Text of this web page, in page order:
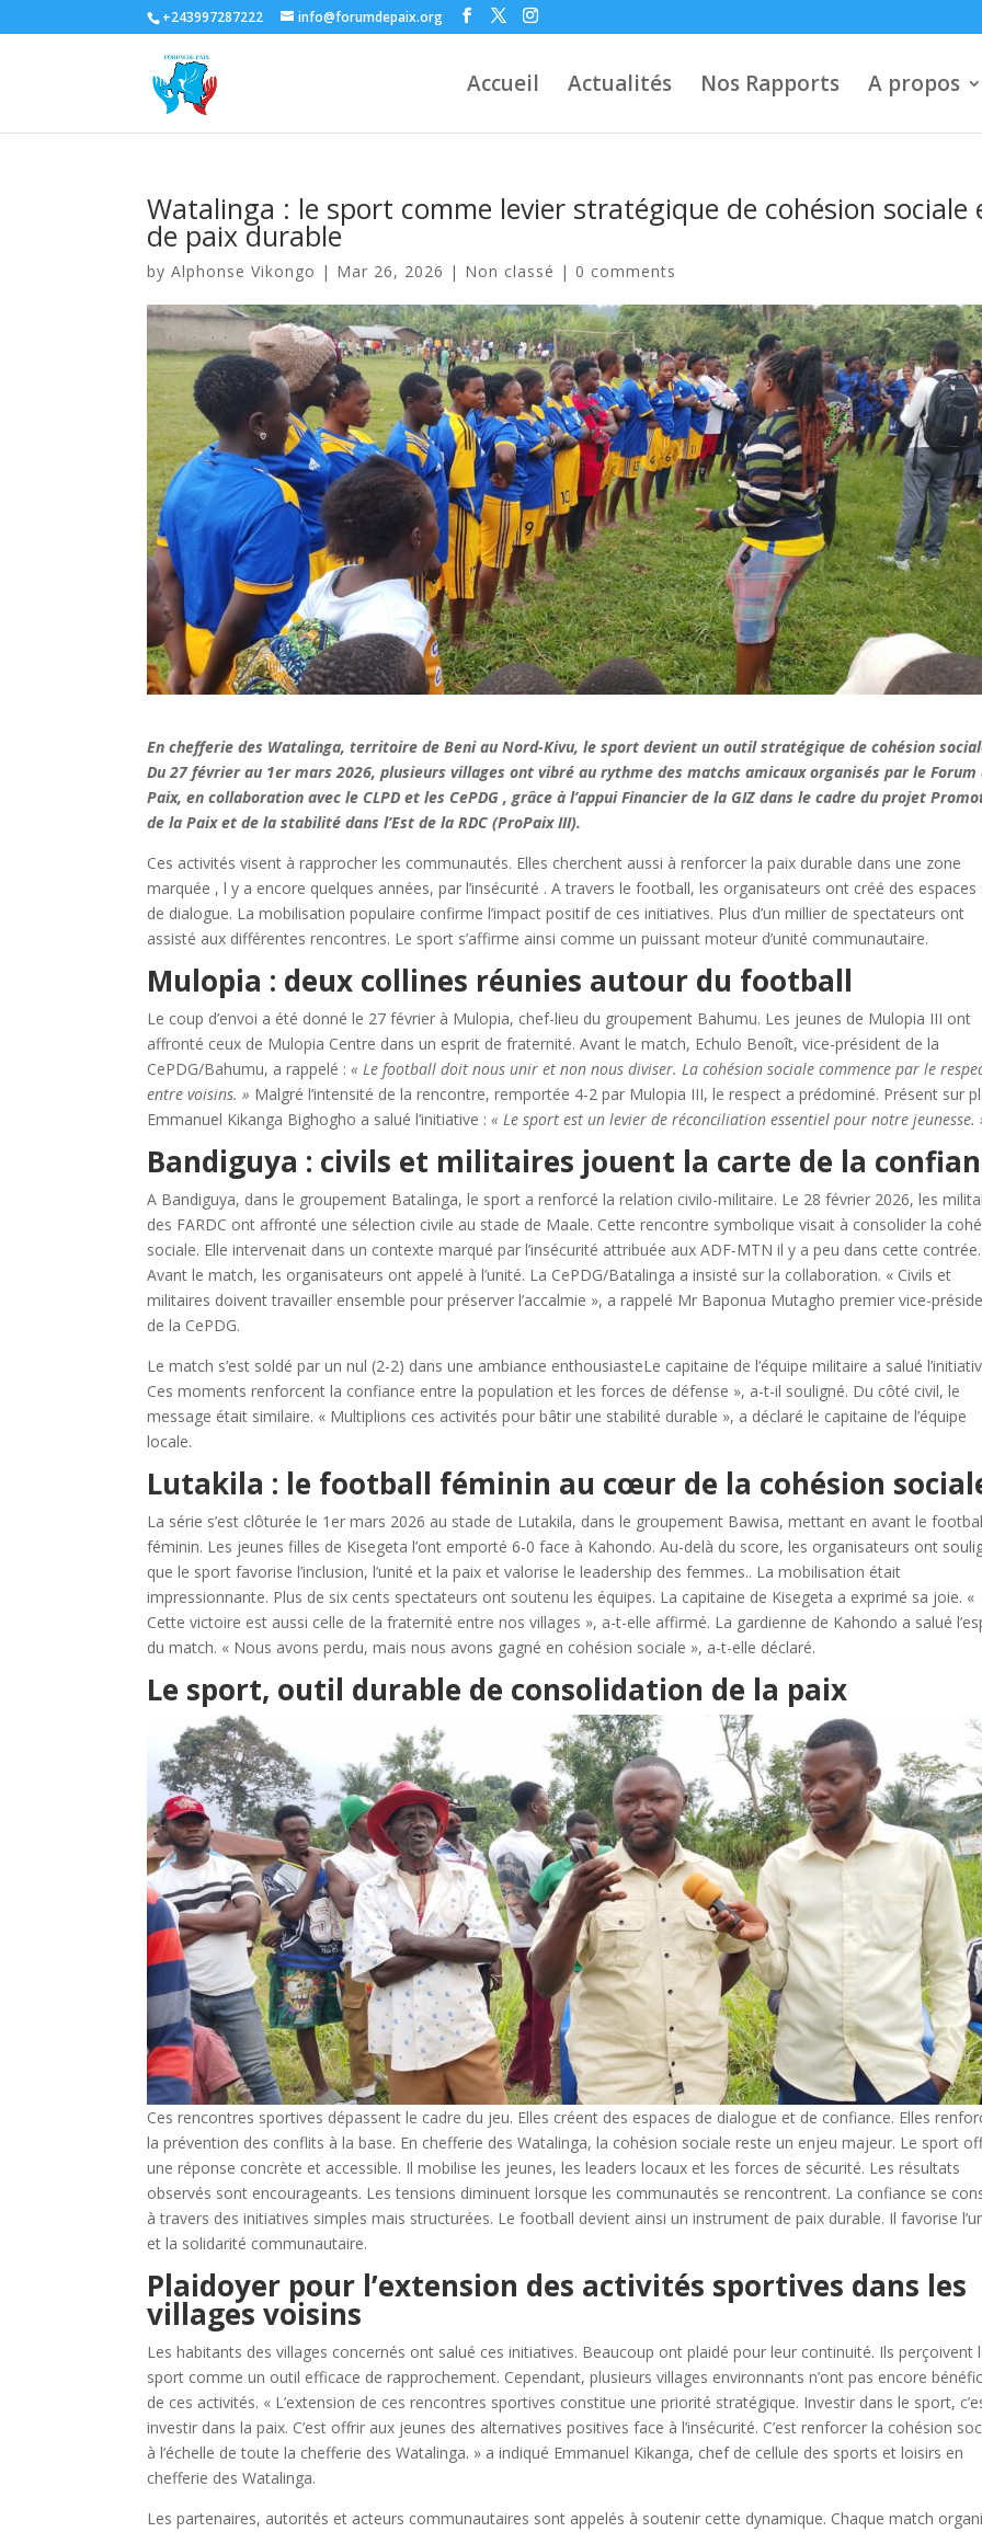
+243997287222 info@forumdepaix.org
Accueil Actualités Nos Rapports A propos
Watalinga : le sport comme levier stratégique de cohésion sociale
de paix durable
byAlphonse Vikongo | Mar 26, 2026 | Non classé | 0 comments
En chefferie des Watalinga, territoire de Beni au Nord-Kivu, le sport devient un outil stratégique de cohésion
Du 27 février au 1er mars 2026, plusieurs villages ont vibré au rythme des matchs amicaux organisés par le Forum
Paix, en collaboration avec le CLPD et les CePDG , grâce à l’appui Financier de la GIZ dans le cadre du projet
de la Paix et de la stabilité dans l’Est de la RDC (ProPaix III).
Ces activités visent à rapprocher les communautés. Elles cherchent aussi à renforcer la paix durable dans une zone
marquée , l y a encore quelques années, par l’insécurité . A travers le football, les organisateurs ont créé des espaces
de dialogue. La mobilisation populaire confirme l’impact positif de ces initiatives. Plus d’un millier de spectateurs ont
assisté aux différentes rencontres. Le sport s’affirme ainsi comme un puissant moteur d’unité communautaire.
Mulopia : deux collines réunies autour du football
Le coup d’envoi a été donné le 27 février à Mulopia, chef-lieu du groupement Bahumu. Les jeunes de Mulopia III ont
affronté ceux de Mulopia Centre dans un esprit de fraternité. Avant le match, Echulo Benoît, vice-président de la
CePDG/Bahumu, a rappelé :« Le football doit nous unir et non nous diviser. La cohésion sociale commence par le
entre voisins. » Malgré l’intensité de la rencontre, remportée 4-2 par Mulopia III, le respect a prédominé. Présent sur
Emmanuel Kikanga Bighogho a salué l’initiative :« Le sport est un levier de réconciliation essentiel pour notre jeunesse.
Bandiguya : civils et militaires jouent la carte de la
A Bandiguya, dans le groupement Batalinga, le sport a renforcé la relation civilo-militaire. Le 28 février 2026, les
des FARDC ont affronté une sélection civile au stade de Maale. Cette rencontre symbolique visait à consolider la
sociale. Elle intervenait dans un contexte marqué par l’insécurité attribuée aux ADF-MTN il y a peu dans cette contrée.
Avant le match, les organisateurs ont appelé à l’unité. La CePDG/Batalinga a insisté sur la collaboration. « Civils et
militaires doivent travailler ensemble pour préserver l’accalmie », a rappelé Mr Baponua Mutagho premier vice-
de la CePDG.
Le match s’est soldé par un nul (2-2) dans une ambiance enthousiasteLe capitaine de l’équipe militaire a salué
Ces moments renforcent la confiance entre la population et les forces de défense », a-t-il souligné. Du côté civil, le
message était similaire. « Multiplions ces activités pour bâtir une stabilité durable », a déclaré le capitaine de l’équipe
locale.
Lutakila : le football féminin au cœur de la cohésion
La série s’est clôturée le 1er mars 2026 au stade de Lutakila, dans le groupement Bawisa, mettant en avant le
féminin. Les jeunes filles de Kisegeta l’ont emporté 6-0 face à Kahondo. Au-delà du score, les organisateurs ont
que le sport favorise l’inclusion, l’unité et la paix et valorise le leadership des femmes.. La mobilisation était
impressionnante. Plus de six cents spectateurs ont soutenu les équipes. La capitaine de Kisegeta a exprimé sa joie. «
Cette victoire est aussi celle de la fraternité entre nos villages », a-t-elle affirmé. La gardienne de Kahondo a salué
du match. « Nous avons perdu, mais nous avons gagné en cohésion sociale », a-t-elle déclaré.
Le sport, outil durable de consolidation de la paix
Ces rencontres sportives dépassent le cadre du jeu. Elles créent des espaces de dialogue et de confiance. Elles
la prévention des conflits à la base. En chefferie des Watalinga, la cohésion sociale reste un enjeu majeur. Le sport
une réponse concrète et accessible. Il mobilise les jeunes, les leaders locaux et les forces de sécurité. Les résultats
observés sont encourageants. Les tensions diminuent lorsque les communautés se rencontrent. La confiance se
à travers des initiatives simples mais structurées. Le football devient ainsi un instrument de paix durable. Il favorise
et la solidarité communautaire.
Plaidoyer pour l’extension des activités sportives dans les
villages voisins
Les habitants des villages concernés ont salué ces initiatives. Beaucoup ont plaidé pour leur continuité. Ils perçoivent
sport comme un outil efficace de rapprochement. Cependant, plusieurs villages environnants n’ont pas encore
de ces activités. « L’extension de ces rencontres sportives constitue une priorité stratégique. Investir dans le sport,
investir dans la paix. C’est offrir aux jeunes des alternatives positives face à l’insécurité. C’est renforcer la cohésion
à l’échelle de toute la chefferie des Watalinga. » a indiqué Emmanuel Kikanga, chef de cellule des sports et loisirs en
chefferie des Watalinga.
Les partenaires, autorités et acteurs communautaires sont appelés à soutenir cette dynamique. Chaque match